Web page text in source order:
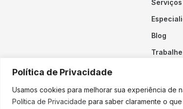
Política de Privacidade
Usamos cookies para melhorar sua experiência de
Política de Privacidade para saber claramente o
Serviços
Blog